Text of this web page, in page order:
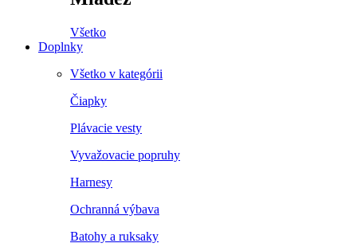
Všetko
Doplnky
Všetko v kategórii
Čiapky
Plávacie vesty
Vyvažovacie popruhy
Harnesy
Ochranná výbava
Batohy a ruksaky